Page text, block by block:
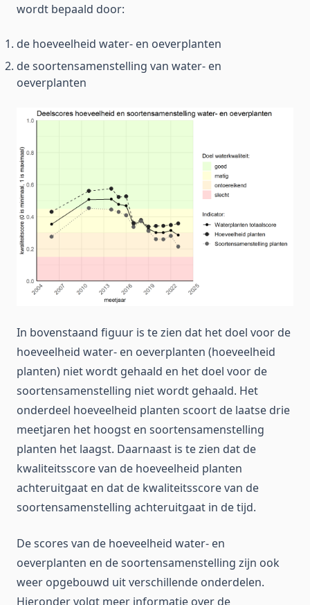
wordt bepaald door:
de hoeveelheid water- en oeverplanten
de soortensamenstelling van water- en
oeverplanten
In bovenstaand figuur is te zien dat het doel voor de
hoeveelheid water- en oeverplanten (hoeveelheid
planten) niet wordt gehaald en het doel voor de
soortensamenstelling niet wordt gehaald. Het
onderdeel hoeveelheid planten scoort de laatse drie
meetjaren het hoogst en soortensamenstelling
planten het laagst. Daarnaast is te zien dat de
kwaliteitsscore van de hoeveelheid planten
achteruitgaat en dat de kwaliteitsscore van de
soortensamenstelling achteruitgaat in de tijd.
De scores van de hoeveelheid water- en
oeverplanten en de soortensamenstelling zijn ook
weer opgebouwd uit verschillende onderdelen.
Hieronder volgt meer informatie over de